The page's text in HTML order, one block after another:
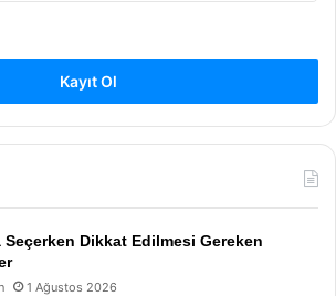
Kayıt Ol
Seçerken Dikkat Edilmesi Gereken
1 Ağustos 2026